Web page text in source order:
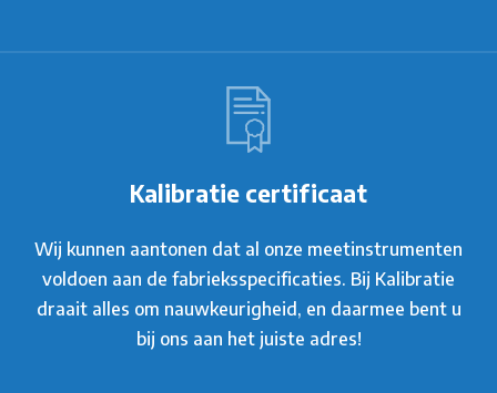
Kalibratie certificaat
Wij kunnen aantonen dat al onze meetinstrumenten
voldoen aan de fabrieksspecificaties. Bij Kalibratie
draait alles om nauwkeurigheid, en daarmee bent u
bij ons aan het juiste adres!